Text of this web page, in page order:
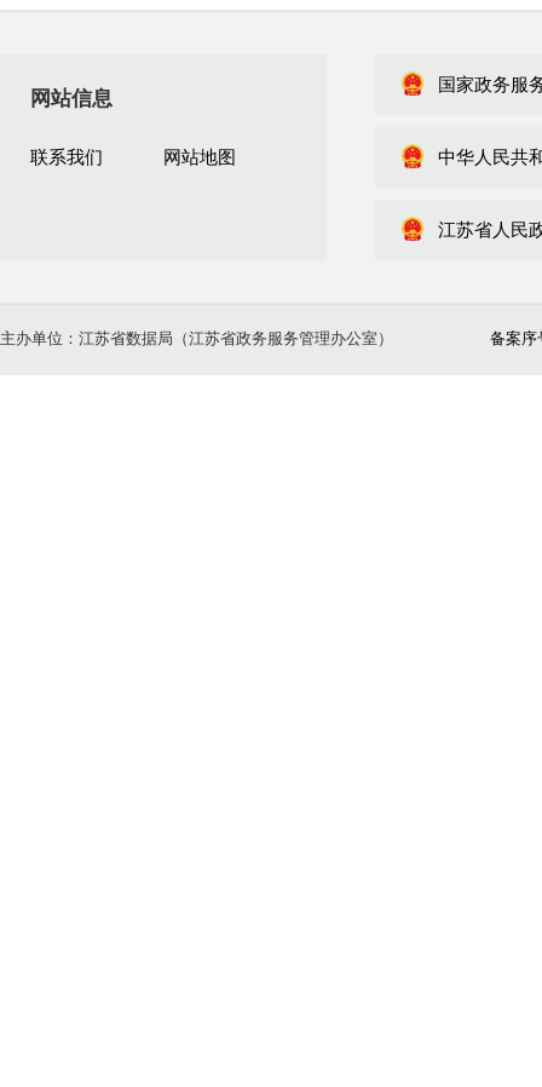
网站信息
联系我们 网站地图
国家政务服
中华人民共
江苏省人民
主办单位：江苏省数据局（江苏省政务服务管理办公室） 备案序